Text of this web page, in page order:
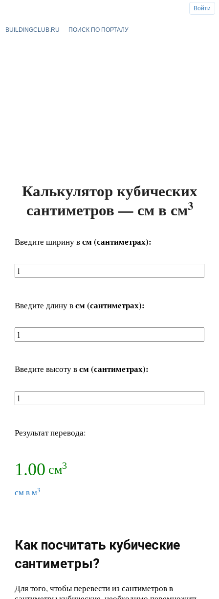
BUILDINGCLUB.RU ПОИСК ПО ПОРТАЛУ
Калькулятор кубических
сантиметров — см в см3
Введите ширину всм (сантиметрах):
Введите длину всм (сантиметрах):
Введите высоту всм (сантиметрах):
Результат перевода:
1.00 см3
см в м3
Как посчитать кубические
сантиметры?
Для того, чтобы перевести из сантиметров в
Войти